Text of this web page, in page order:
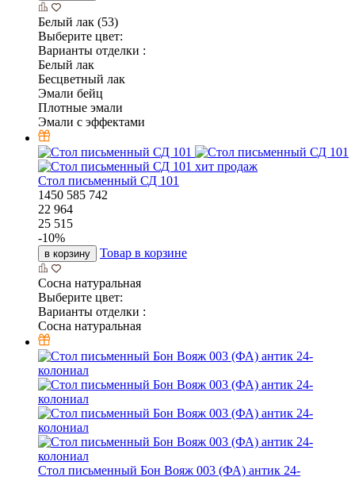
Белый лак (53)
Выберите цвет:
Варианты отделки :
Белый лак
Бесцветный лак
Эмали бейц
Плотные эмали
Эмали с эффектами
хит продаж
Стол письменный СД 101
1450 585 742
22 964
25 515
-10%
в корзину Товар в корзине
Сосна натуральная
Выберите цвет:
Варианты отделки :
Сосна натуральная
Стол письменный Бон Вояж 003 (ФА) антик 24-